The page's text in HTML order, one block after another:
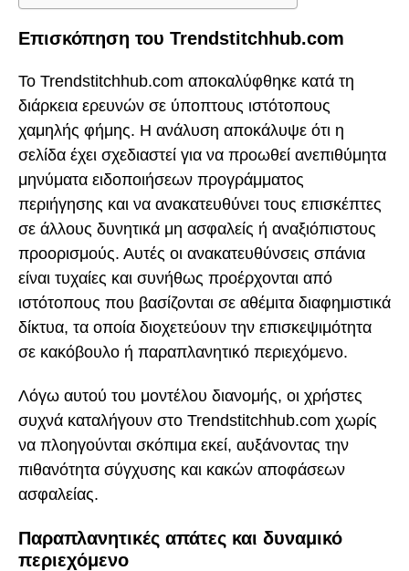
Επισκόπηση του Trendstitchhub.com
Το Trendstitchhub.com αποκαλύφθηκε κατά τη
διάρκεια ερευνών σε ύποπτους ιστότοπους
χαμηλής φήμης. Η ανάλυση αποκάλυψε ότι η
σελίδα έχει σχεδιαστεί για να προωθεί ανεπιθύμητα
μηνύματα ειδοποιήσεων προγράμματος
περιήγησης και να ανακατευθύνει τους επισκέπτες
σε άλλους δυνητικά μη ασφαλείς ή αναξιόπιστους
προορισμούς. Αυτές οι ανακατευθύνσεις σπάνια
είναι τυχαίες και συνήθως προέρχονται από
ιστότοπους που βασίζονται σε αθέμιτα διαφημιστικά
δίκτυα, τα οποία διοχετεύουν την επισκεψιμότητα
σε κακόβουλο ή παραπλανητικό περιεχόμενο.
Λόγω αυτού του μοντέλου διανομής, οι χρήστες
συχνά καταλήγουν στο Trendstitchhub.com χωρίς
να πλοηγούνται σκόπιμα εκεί, αυξάνοντας την
πιθανότητα σύγχυσης και κακών αποφάσεων
ασφαλείας.
Παραπλανητικές απάτες και δυναμικό
περιεχόμενο